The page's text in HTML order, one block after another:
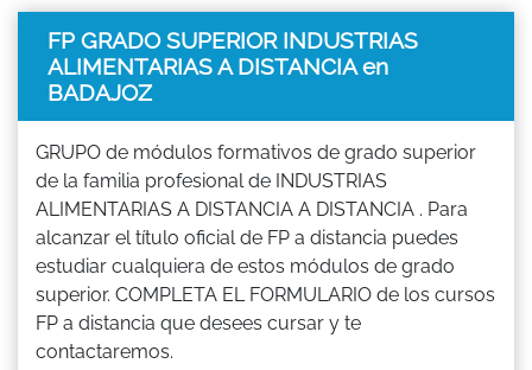
FP GRADO SUPERIOR INDUSTRIAS
ALIMENTARIAS A DISTANCIA en
BADAJOZ
GRUPO de módulos formativos de grado superior
de la familia profesional de INDUSTRIAS
ALIMENTARIAS A DISTANCIA A DISTANCIA . Para
alcanzar el título oficial de FP a distancia puedes
estudiar cualquiera de estos módulos de grado
superior. COMPLETA EL FORMULARIO de los cursos
FP a distancia que desees cursar y te
contactaremos.